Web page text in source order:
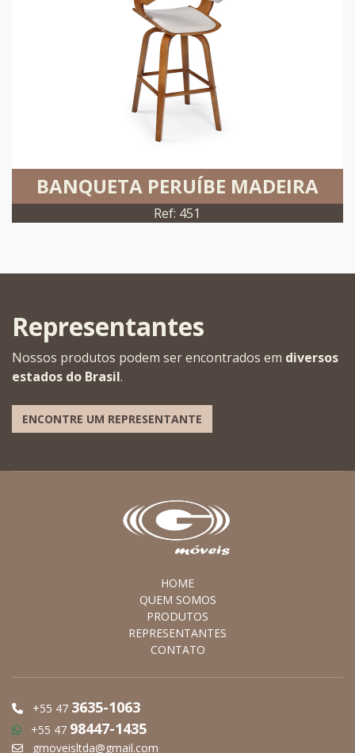
BANQUETA PERUÍBE MADEIRA
Ref: 451
Representantes
Nossos produtos podem ser encontrados em diversos
estados do Brasil.
ENCONTRE UM REPRESENTANTE
HOME
QUEM SOMOS
PRODUTOS
REPRESENTANTES
CONTATO
+55 47 3635-1063
+55 47 98447-1435
gmoveisltda@gmail.com